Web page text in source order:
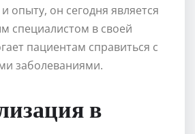
опыту, он сегодня является
специалистом в своей
пациентам справиться с
заболеваниями.
в